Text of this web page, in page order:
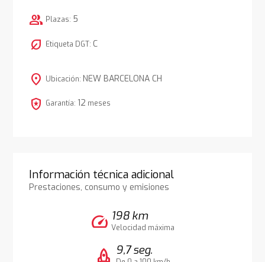
group Plazas: 5
nest_eco_leaf Etiqueta DGT: C
location_on Ubicación: NEW BARCELONA CH
local_police Garantía: 12 meses
Información técnica adicional
Prestaciones, consumo y emisiones
speed 198 km
Velocidad máxima
rocket 9,7 seg.